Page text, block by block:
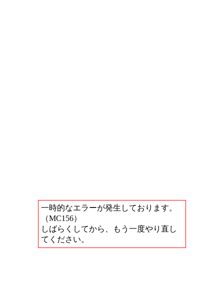
一時的なエラーが発生しております。
（MC156）
しばらくしてから、もう一度やり直し
てください。